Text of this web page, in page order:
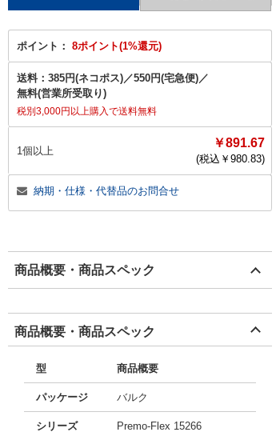
ポイント： 8ポイント(1%還元)
送料： 385円(ネコポス)／550円(宅急便)／
無料(営業所受取り)
税別3,000円以上購入で送料無料
1個以上
￥891.67
(税込￥ 980.83)
納期・仕様・代替品のお問合せ
商品概要・商品スペック
商品概要・商品スペック
型 商品概要
パッケージ バルク
シリーズ Premo-Flex 15266